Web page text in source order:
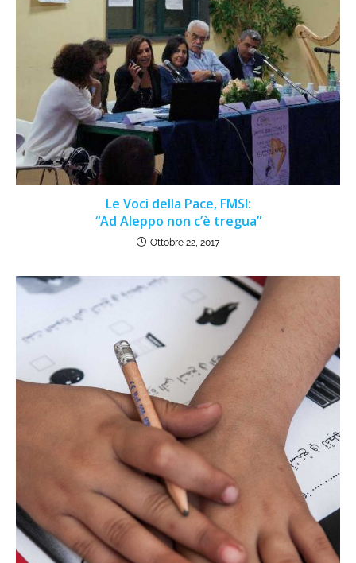
Le Voci della Pace, FMSI:
“Ad Aleppo non c’è tregua”
Ottobre 22, 2017